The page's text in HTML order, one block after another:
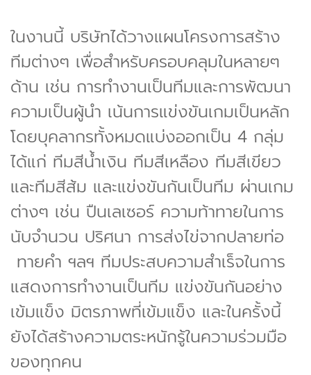
ในงานนี้ บริษัทได้วางแผนโครงการสร้าง
ทีมต่างๆ เพื่อสำหรับครอบคลุมในหลายๆ
ด้าน เช่น การทำงานเป็นทีมและการพัฒนา
ความเป็นผู้นำ เน้นการแข่งขันเกมเป็นหลัก
โดยบุคลากรทั้งหมดแบ่งออกเป็น 4 กลุ่ม
ได้แก่ ทีมสีน้ำเงิน ทีมสีเหลือง ทีมสีเขียว
และทีมสีส้ม และแข่งขันกันเป็นทีม ผ่านเกม
ต่างๆ เช่น ปืนเลเซอร์ ความท้าทายในการ
นับจำนวน ปริศนา การส่งไข่จากปลายท่อ
ทายคำ ฯลฯ ทีมประสบความสำเร็จในการ
แสดงการทำงานเป็นทีม แข่งขันกันอย่าง
เข้มแข็ง มิตรภาพที่เข้มแข็ง และในครั้งนี้
ยังได้สร้างความตระหนักรู้ในความร่วมมือ
ของทุกคน